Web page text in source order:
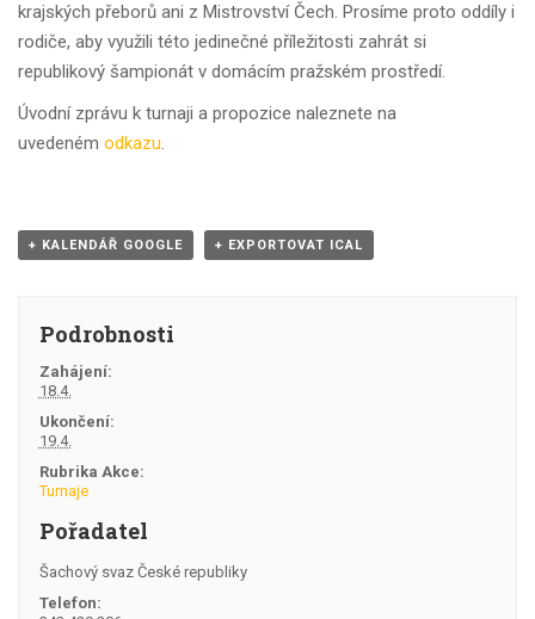
krajských přeborů ani z Mistrovství Čech. Prosíme proto oddíly i
rodiče, aby využili této jedinečné příležitosti zahrát si
republikový šampionát v domácím pražském prostředí.
Úvodní zprávu k turnaji a propozice naleznete na
uvedeném odkazu.
+ KALENDÁŘ GOOGLE + EXPORTOVAT ICAL
Podrobnosti
Zahájení:
18.4.
Ukončení:
19.4.
Rubrika Akce:
Turnaje
Pořadatel
Šachový svaz České republiky
Telefon: